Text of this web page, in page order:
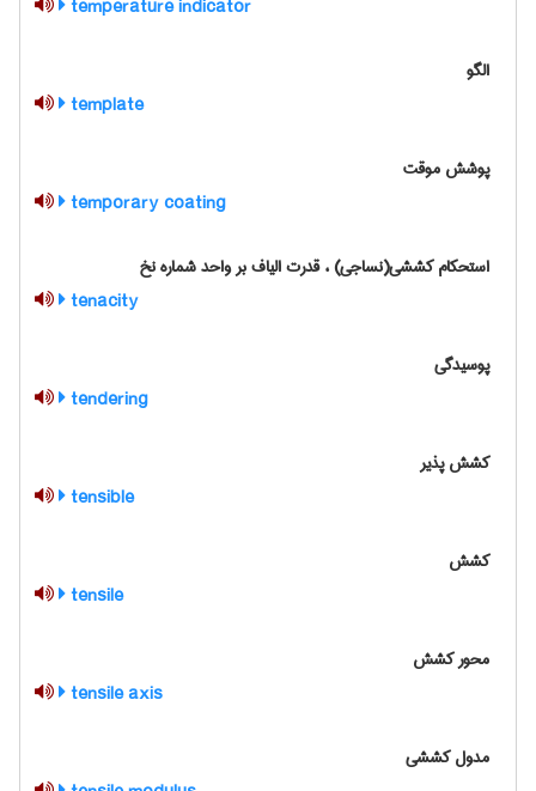
temperature indicator
الگو
template
پوشش موقت
temporary coating
استحکام کششی(نساجی) ، قدرت الیاف بر واحد شماره نخ
tenacity
پوسیدگی
tendering
کشش پذیر
tensible
کشش
tensile
محور کشش
tensile axis
مدول کششی